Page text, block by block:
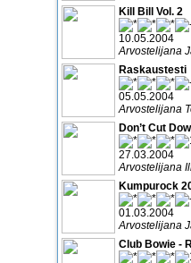
Kill Bill Vol. 2
10.05.2004
Arvostelijana
Raskaustesti
05.05.2004
Arvostelijana
Don’t Cut
27.03.2004
Arvostelijana
Kumpurock
01.03.2004
Arvostelijana
Club Bowie -